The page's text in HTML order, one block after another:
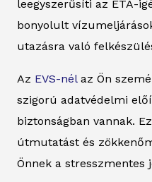
leegyszerűsíti az ETA-
bonyolult
utazásra való
Az EVS-nélaz Ön
szigorú adatvédelmi
biztonságban vannak.
útmutatást és
Önnek a stresszmentes